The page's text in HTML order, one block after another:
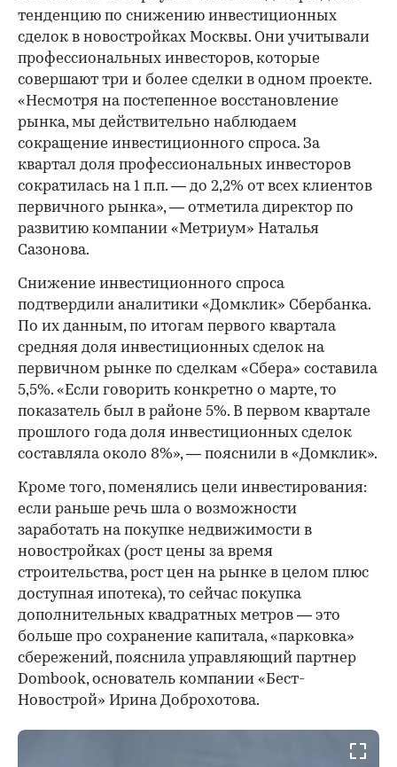
тенденцию по снижению инвестиционных
сделок в новостройках Москвы. Они учитывали
профессиональных инвесторов, которые
совершают три и более сделки в одном проекте.
«Несмотря на постепенное восстановление
рынка, мы действительно наблюдаем
сокращение инвестиционного спроса. За
квартал доля профессиональных инвесторов
сократилась на 1 п.п. — до 2,2% от всех клиентов
первичного рынка», — отметила директор по
развитию компании «Метриум» Наталья
Сазонова.
Снижение инвестиционного спроса
подтвердили аналитики «Домклик» Сбербанка.
По их данным, по итогам первого квартала
средняя доля инвестиционных сделок на
первичном рынке по сделкам «Сбера» составила
5,5%. «Если говорить конкретно о марте, то
показатель был в районе 5%. В первом квартале
прошлого года доля инвестиционных сделок
составляла около 8%», — пояснили в «Домклик».
Кроме того, поменялись цели инвестирования:
если раньше речь шла о возможности
заработать на покупке недвижимости в
новостройках (рост цены за время
строительства, рост цен на рынке в целом плюс
доступная ипотека), то сейчас покупка
дополнительных квадратных метров — это
больше про сохранение капитала, «парковка»
сбережений, пояснила управляющий партнер
Dombook, основатель компании «Бест-
Новострой» Ирина Доброхотова.